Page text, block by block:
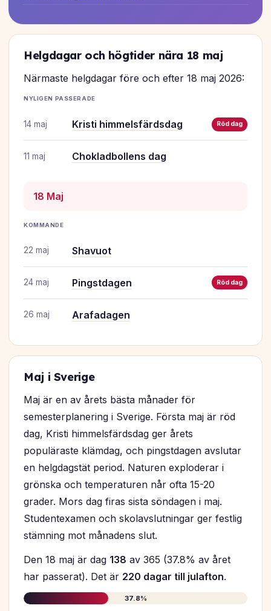
Helgdagar och högtider nära 18 maj
Närmaste helgdagar före och efter 18 maj 2026:
NYLIGEN PASSERADE
14 maj Kristi himmelsfärdsdag Röd dag
11 maj Chokladbollens dag
18 Maj
KOMMANDE
22 maj Shavuot
24 maj Pingstdagen Röd dag
26 maj Arafadagen
Maj i Sverige
Maj är en av årets bästa månader för
semesterplanering i Sverige. Första maj är röd
dag, Kristi himmelsfärdsdag ger årets
populäraste klämdag, och pingstdagen avslutar
en helgdagstät period. Naturen exploderar i
grönska och temperaturen når ofta 15-20
grader. Mors dag firas sista söndagen i maj.
Studentexamen och skolavslutningar ger festlig
stämning mot månadens slut.
Den 18 maj är dag 138 av 365 (37.8% av året
har passerat). Det är 220 dagar till julafton.
37.8%